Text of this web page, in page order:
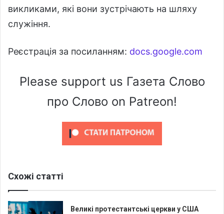
викликами, які вони зустрічають на шляху
служіння.
Реєстрація за посиланням: docs.google.com
Please support us Газета Слово
про Слово on Patreon!
Схожі статті
Великі протестантські церкви у США